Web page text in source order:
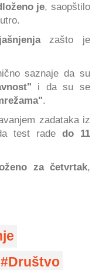
je, saopštilo
zašto je
saznaje da su
i da su se
.
zadataka iz
test radedo 11
za četvrtak,
Društvo